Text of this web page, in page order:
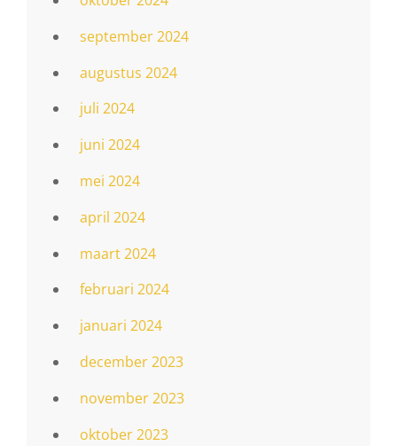
september 2024
augustus 2024
juli 2024
juni 2024
mei 2024
april 2024
maart 2024
februari 2024
januari 2024
december 2023
november 2023
oktober 2023